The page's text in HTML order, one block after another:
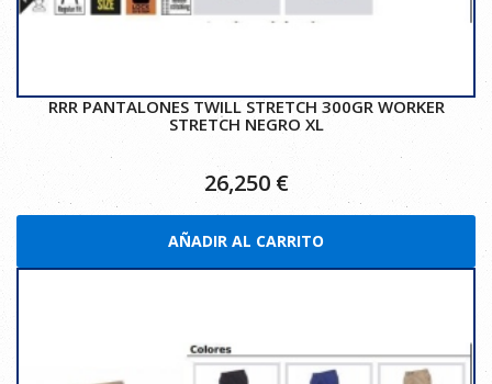
RRR PANTALONES TWILL STRETCH 300GR WORKER
STRETCH NEGRO XL
26,250 €
AÑADIR AL CARRITO